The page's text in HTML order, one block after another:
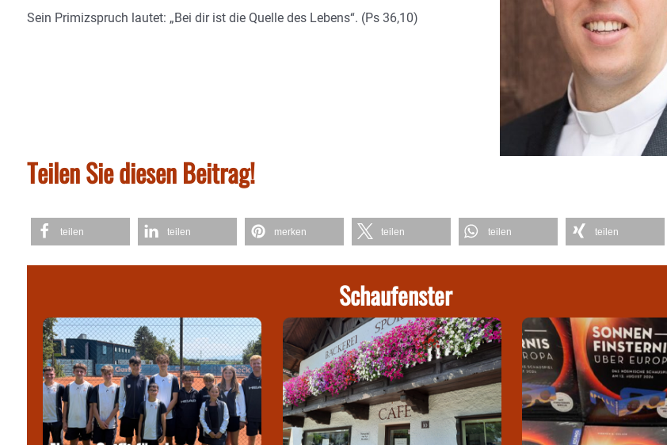
Sein Primizspruch lautet: „Bei dir ist die Quelle des Lebens“. (Ps 36,10)
Teilen Sie diesen Beitrag!
teilen teilen merken teilen teilen teilen
Schaufenster